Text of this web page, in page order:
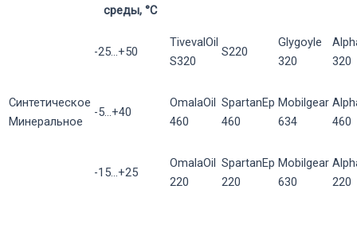
среды, °С
Синтетическое
Минеральное
-25...+50
TivevalOil
S320
S220
Glygoyle
320
320
-5...+40
OmalaOil
460
SpartanEp
460
Mobilgear
634
460
-15...+25
OmalaOil
220
SpartanEp
220
Mobilgear
630
220